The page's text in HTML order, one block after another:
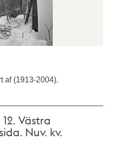
af (1913-2004).
Västra
Nuv. kv.